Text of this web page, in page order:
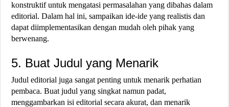
konstruktif untuk mengatasi permasalahan yang dibahas dalam
editorial. Dalam hal ini, sampaikan ide-ide yang realistis dan
dapat diimplementasikan dengan mudah oleh pihak yang
berwenang.
5. Buat Judul yang Menarik
Judul editorial juga sangat penting untuk menarik perhatian
pembaca. Buat judul yang singkat namun padat,
menggambarkan isi editorial secara akurat, dan menarik